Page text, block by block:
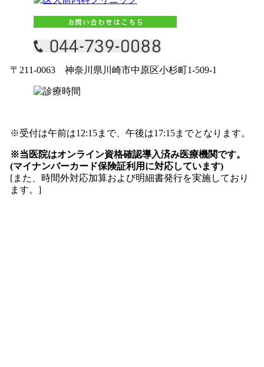
〒211-0063 神奈川県川崎市中原区小杉町1-509-1
※受付は午前は12:15まで、午後は17:15までとなります。
※当医院はオンライン資格確認導入済み医療機関です。
(マイナンバーカード保険証利用に対応しています)
[また、時間外対応加算および明細書発行を実施しており
ます。]